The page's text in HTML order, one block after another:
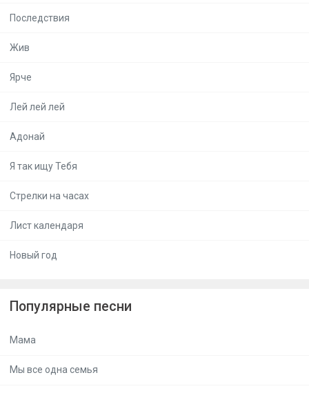
Последствия
Жив
Ярче
Лей лей лей
Адонай
Я так ищу Тебя
Стрелки на часах
Лист календаря
Новый год
Популярные песни
Мама
Мы все одна семья